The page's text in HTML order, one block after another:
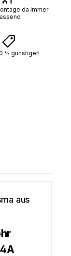
da immer
% günstiger!
aus